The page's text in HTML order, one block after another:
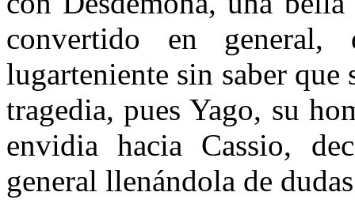
convertido en
lugarteniente sin saber
tragedia, pues Yago, su
envidia hacia Cassio,
general llenándola de